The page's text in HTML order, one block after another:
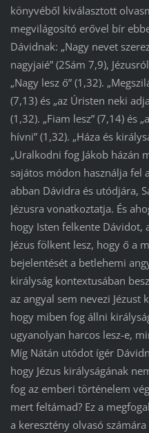
könyvéből kiválasztott
megvilágosító erővel bír
Dávidnak: „Nagy nevet
nagyjaié” (2Sám 7,9),
„Nagy lesz ő” (1,32).
(7,13) és „az Úristen neki
(1,32). „Fiam lesz” (7,14) és
hívni” (1,32). „Háza és
„Uralkodni fog Jákob házán
sajátos módon használja fel
abban Dávidra és utódjára,
Jézusra vonatkoztatja. És
hogy Isten felkente Dávidot,
Jézus fölkent lesz, hogy ő a
bejelentését a betlehemi
királyság kontextusában
az angyal sem nevezi
hogy miben fog állni
ugyanolyan harcos lesz-e,
Míg Nátán utódot ígér
hogy Jézus királyságának
fog az emberi történelem
mert feltámad? Ez a
a keresztény olvasó